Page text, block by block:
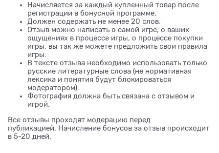
Начисляется за каждый купленный товар после
регистрации в бонусной программе.
Должен содержать не менее 20 слов.
Отзыв можно написать о самой игре, о ваших
ощущениях в процессе игры, о процессе покупки
игры, вы так же можете предложить свои правила
игры.
В тексте отзыва необходимо использовать только
русские литературные слова (не нормативная
лексика и понятия будут блокироваться
модератором).
Фотография должна быть связана с отзывом и
игрой.
Все отзывы проходят модерацию перед
публикацией. Начисление бонусов за отзыв происходит
в 5-20 дней.